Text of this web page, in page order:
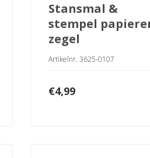
stansmal &
stempel
zegel
Artikelnr. 3625-0107
€4,99